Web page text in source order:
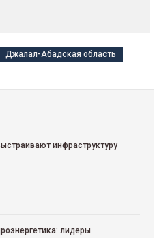
Джалал-Абадская область
инфраструктуру
лидеры